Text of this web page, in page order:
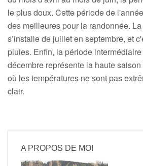
le plus doux. Cette période de
des meilleures pour la randonnée.
s’installe de juillet en septembre, et
pluies. Enfin, la période
décembre représente la haute
où les températures ne sont pas
clair.
A PROPOS DE MOI